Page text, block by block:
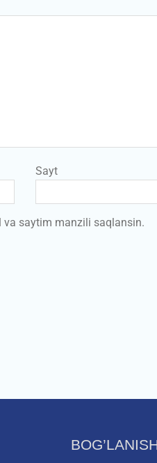
Sayt
va saytim manzili saqlansin.